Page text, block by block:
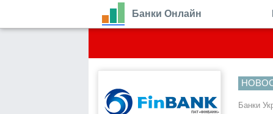
Банки Онлайн
Банки